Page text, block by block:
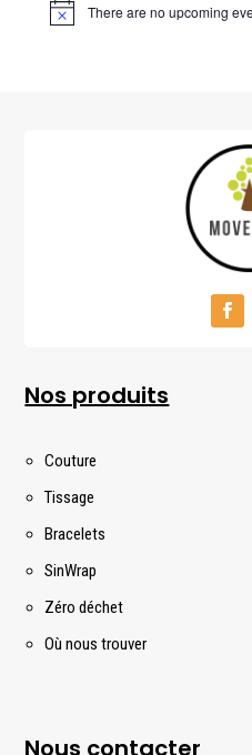
There are no upcoming
Nos produits
Couture
Tissage
Bracelets
SinWrap
Zéro déchet
Où nous trouver
Nous contacter